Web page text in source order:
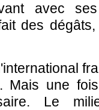
avec
des
Mais une
Le